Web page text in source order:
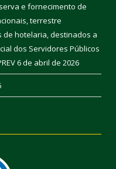
e fornecimento de
terrestre
de hotelaria, destinados a
dos Servidores Públicos
6 de abril de 2026